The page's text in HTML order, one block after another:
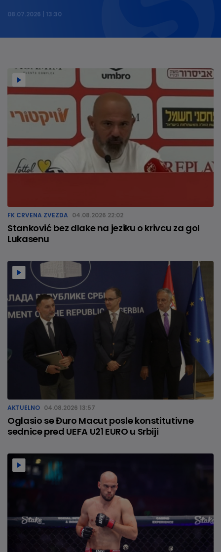
08.07.2026 13:30
FK CRVENA ZVEZDA 04.08.2026 22:02
Stanković bez dlake na jeziku o krivcu za gol
Lukasenu
AKTUELNO 04.08.2026 13:57
Oglasio se Đuro Macut posle konstitutivne
sednice pred UEFA U21 EURO u Srbiji